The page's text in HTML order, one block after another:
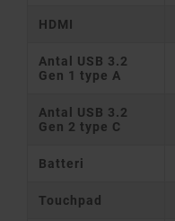
HDMI
Antal USB 3.2
Gen 1 type A
Antal USB 3.2
Gen 2 type C
Batteri
Touchpad